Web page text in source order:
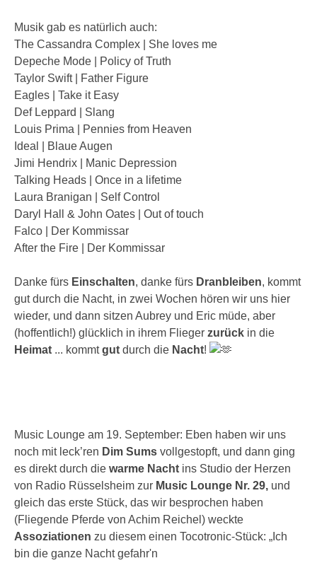
Musik gab es natürlich auch:
The Cassandra Complex | She loves me
Depeche Mode | Policy of Truth
Taylor Swift | Father Figure
Eagles | Take it Easy
Def Leppard | Slang
Louis Prima | Pennies from Heaven
Ideal | Blaue Augen
Jimi Hendrix | Manic Depression
Talking Heads | Once in a lifetime
Laura Branigan | Self Control
Daryl Hall & John Oates | Out of touch
Falco | Der Kommissar
After the Fire | Der Kommissar
Danke fürs Einschalten, danke fürs Dranbleiben, kommt
gut durch die Nacht, in zwei Wochen hören wir uns hier
wieder, und dann sitzen Aubrey und Eric müde, aber
(hoffentlich!) glücklich in ihrem Flieger zurück in die
Heimat ... kommtgut durch die Nacht!
Music Lounge am 19. September: Eben haben wir uns
noch mit leck’ren Dim Sums vollgestopft, und dann ging
es direkt durch die warme Nacht ins Studio der Herzen
von Radio Rüsselsheim zur Music Lounge Nr. 29, und
gleich das erste Stück, das wir besprochen haben
(Fliegende Pferde von Achim Reichel) weckte
Assoziationen zu diesem einen Tocotronic-Stück: „Ich
bin die ganze Nacht gefahr'n